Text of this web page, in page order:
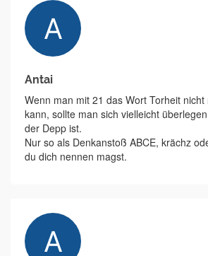
Antai
Wenn man mit 21 das Wort Torheit
kann, sollte man sich vielleicht
der Depp ist.
Nur so als Denkanstoß ABCE, krächz
du dich nennen magst.